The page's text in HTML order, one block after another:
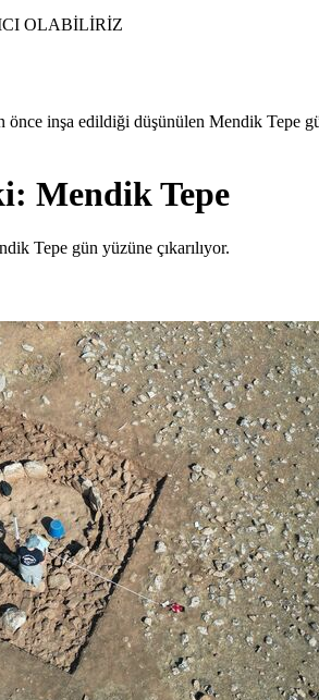
OLABİLİRİZ
önce inşa edildiği düşünülen Mendik Tepe
Mendik Tepe
Tepe gün yüzüne çıkarılıyor.